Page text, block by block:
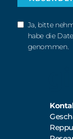
Ja, bitte
habe die
genommen.